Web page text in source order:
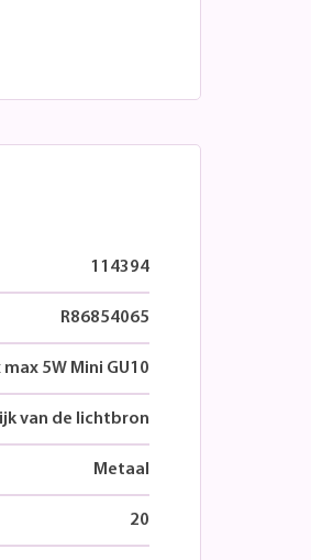
114394
R86854065
max 5W Mini GU10
van de lichtbron
Metaal
20